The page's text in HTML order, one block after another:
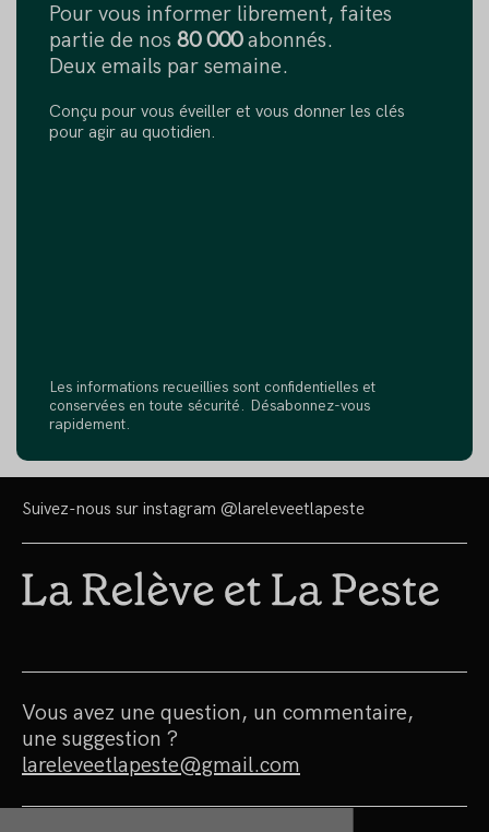
Pour vous informer librement, faites
partie de nos 80 000abonnés.
Deux emails par semaine.
Conçu pour vous éveiller et vous donner les clés
pour agir au quotidien.
Les informations recueillies sont confidentielles et
conservées en toute sécurité. Désabonnez-vous
rapidement.
Suivez-nous sur instagram @lareleveetlapeste
Vous avez une question, un commentaire,
une suggestion ?
lareleveetlapeste@gmail.com